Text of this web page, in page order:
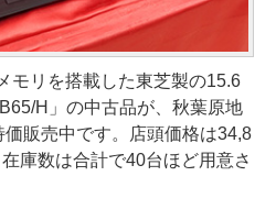
リを搭載した東芝製の15.6
H」の中古品が、秋葉原地
販売中です。店頭価格は34,8
庫数は合計で40台ほど用意さ